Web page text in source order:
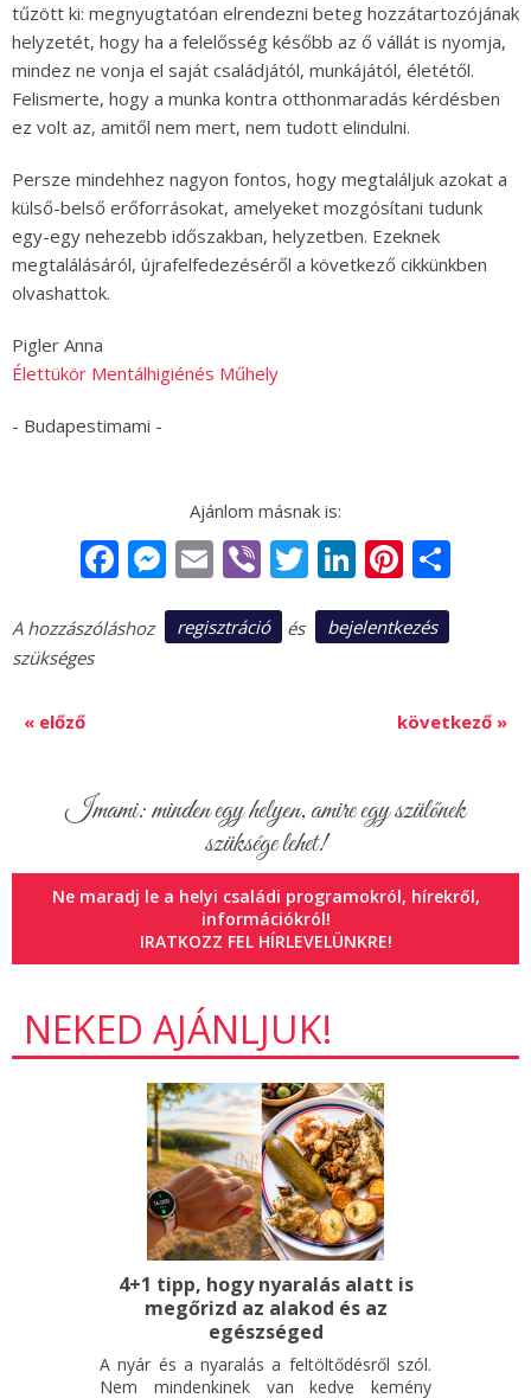
tűzött ki: megnyugtatóan elrendezni beteg hozzátartozójának
helyzetét, hogy ha a felelősség később az ő vállát is nyomja,
mindez ne vonja el saját családjától, munkájától, életétől.
Felismerte, hogy a munka kontra otthonmaradás kérdésben
ez volt az, amitől nem mert, nem tudott elindulni.
Persze mindehhez nagyon fontos, hogy megtaláljuk azokat a
külső-belső erőforrásokat, amelyeket mozgósítani tudunk
egy-egy nehezebb időszakban, helyzetben. Ezeknek
megtalálásáról, újrafelfedezéséről a következő cikkünkben
olvashattok.
Pigler Anna
Élettükör Mentálhigiénés Műhely
- Budapestimami -
Facebook
Messenger
EmailViberTwitter
LinkedIn
A hozzászóláshoz regisztráció és
bejelentkezés
szükséges
« előző következő »
Imami: minden egy helyen, amire egy szülőnek
szüksége lehet!
Ne maradj le a helyi családi programokról, hírekről,
információkról!
IRATKOZZ FEL HÍRLEVELÜNKRE!
NEKED AJÁNLJUK!
4+1 tipp, hogy nyaralás alatt is
megőrizd az alakod és az
egészséged
A nyár és a nyaralás a feltöltődésről szól.
Nem mindenkinek van kedve kemény